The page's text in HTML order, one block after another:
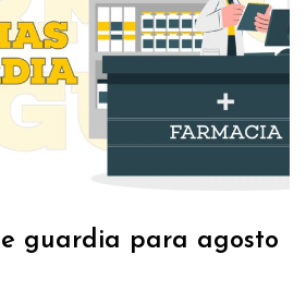
guardia para agosto